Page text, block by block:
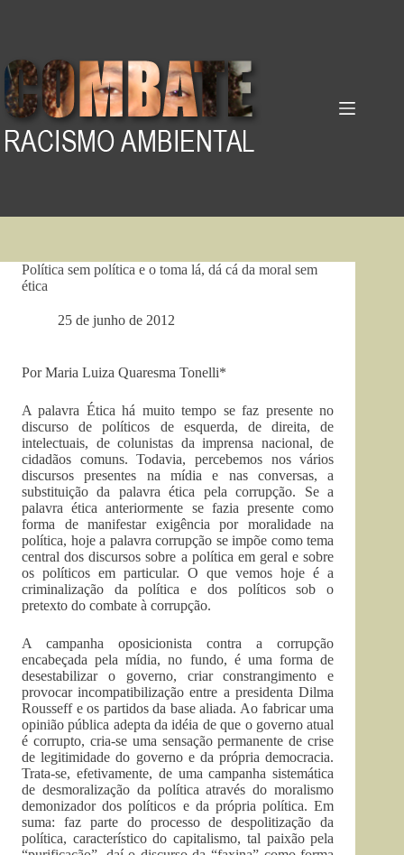
Política sem política e o toma lá, dá cá da moral sem
ética
25 de junho de 2012
Por Maria Luiza Quaresma Tonelli*
A palavra Ética há muito tempo se faz presente no
discurso de políticos de esquerda, de direita, de
intelectuais, de colunistas da imprensa nacional, de
cidadãos comuns. Todavia, percebemos nos vários
discursos presentes na mídia e nas conversas, a
substituição da palavra ética pela corrupção. Se a
palavra ética anteriormente se fazia presente como
forma de manifestar exigência por moralidade na
política, hoje a palavra corrupção se impõe como tema
central dos discursos sobre a política em geral e sobre
os políticos em particular. O que vemos hoje é a
criminalização da política e dos políticos sob o
pretexto do combate à corrupção.
A campanha oposicionista contra a corrupção
encabeçada pela mídia, no fundo, é uma forma de
desestabilizar o governo, criar constrangimento e
provocar incompatibilização entre a presidenta Dilma
Rousseff e os partidos da base aliada. Ao fabricar uma
opinião pública adepta da idéia de que o governo atual
é corrupto, cria-se uma sensação permanente de crise
de legitimidade do governo e da própria democracia.
Trata-se, efetivamente, de uma campanha sistemática
de desmoralização da política através do moralismo
demonizador dos políticos e da própria política. Em
suma: faz parte do processo de despolitização da
política, característico do capitalismo, tal paixão pela